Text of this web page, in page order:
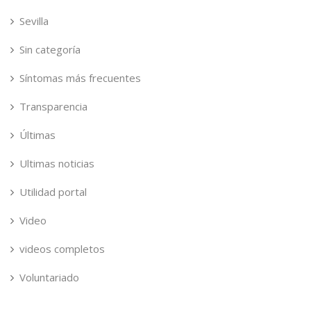
Sevilla
Sin categoría
Síntomas más frecuentes
Transparencia
Últimas
Ultimas noticias
Utilidad portal
Video
videos completos
Voluntariado